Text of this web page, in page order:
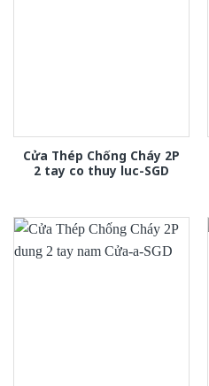
Cửa Thép Chống Cháy 2P
2 tay co thuy luc-SGD